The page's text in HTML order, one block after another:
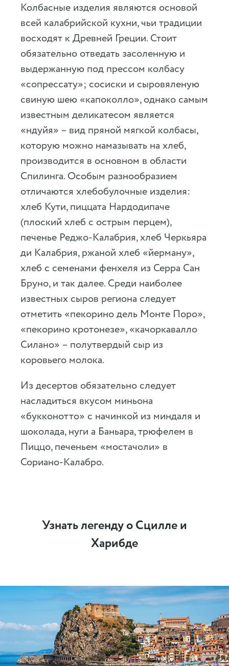
Колбасные изделия являются основой
всей калабрийской кухни, чьи традиции
восходят к Древней Греции. Стоит
обязательно отведать засоленную и
выдержанную под прессом колбасу
«сопрессату»; сосиски и сыровяленую
свиную шею «капоколло», однако самым
известным деликатесом является
«ндуйя» – вид пряной мягкой колбасы,
которую можно намазывать на хлеб,
производится в основном в области
Спилинга. Особым разнообразием
отличаются хлебобулочные изделия:
хлеб Кути, пиццата Нардодипаче
(плоский хлеб с острым перцем),
печенье Реджо-Калабрия, хлеб Черкьяра
ди Калабрия, ржаной хлеб «йерману»,
хлеб с семенами фенхеля из Серра Сан
Бруно, и так далее. Среди наиболее
известных сыров региона следует
отметить «пекорино дель Монте Поро»,
«пекорино кротонезе», «качоркавалло
Силано» – полутвердый сыр из
коровьего молока.
Из десертов обязательно следует
насладиться вкусом миньона
«букконотто» с начинкой из миндаля и
шоколада, нуги а Баньара, трюфелем в
Пиццо, печеньем «мостачоли» в
Сориано-Калабро.
Узнать легенду о Сцилле и
Харибде